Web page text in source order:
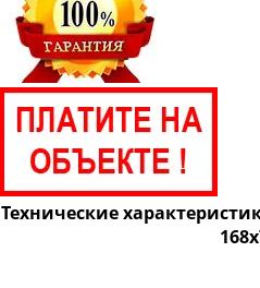
Труба электросварная 820
Труба электросварная 920
Труба электросварная 1020
Труба электросварная 1220
Труба электросварная 1420
Технические